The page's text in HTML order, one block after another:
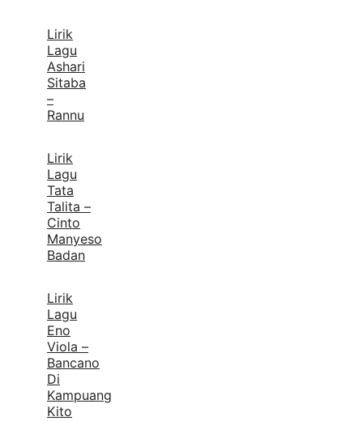
Lirik
Lagu
Ashari
Sitaba
–
Rannu
Lirik
Lagu
Tata
Talita –
Cinto
Manyeso
Badan
Lirik
Lagu
Eno
Viola –
Bancano
Di
Kampuang
Kito